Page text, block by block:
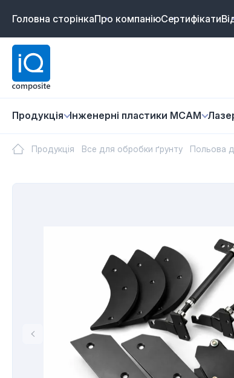
Головна сторінкаПро компаніюСертифікати
Продукція Інженерні пластики MCAM
Продукція Все для обробки ґрунту Польова